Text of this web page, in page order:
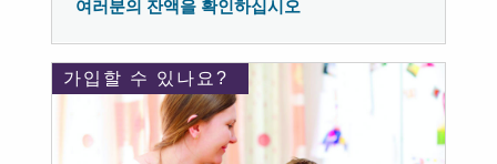
여러분의 잔액을 확인하십시오
가입할 수 있나요?